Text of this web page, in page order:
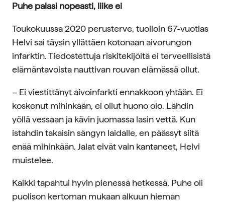
Puhe palasi nopeasti, liike ei
Toukokuussa 2020 perusterve, tuolloin 67-vuotias
Helvi sai täysin yllättäen kotonaan aivorungon
infarktin. Tiedostettuja riskitekijöitä ei terveellisistä
elämäntavoista nauttivan rouvan elämässä ollut.
– Ei viestittänyt aivoinfarkti ennakkoon yhtään. Ei
koskenut mihinkään, ei ollut huono olo. Lähdin
yöllä vessaan ja kävin juomassa lasin vettä. Kun
istahdin takaisin sängyn laidalle, en päässyt siitä
enää mihinkään. Jalat eivät vain kantaneet, Helvi
muistelee.
Kaikki tapahtui hyvin pienessä hetkessä. Puhe oli
puolison kertoman mukaan alkuun hieman